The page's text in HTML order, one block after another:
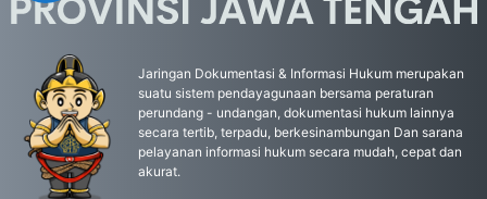
Jaringan Dokumentasi & Informasi Hukum merupakan
suatu sistem pendayagunaan bersama peraturan
perundang - undangan, dokumentasi hukum lainnya
secara tertib, terpadu, berkesinambungan Dan sarana
pelayanan informasi hukum secara mudah, cepat dan
akurat.